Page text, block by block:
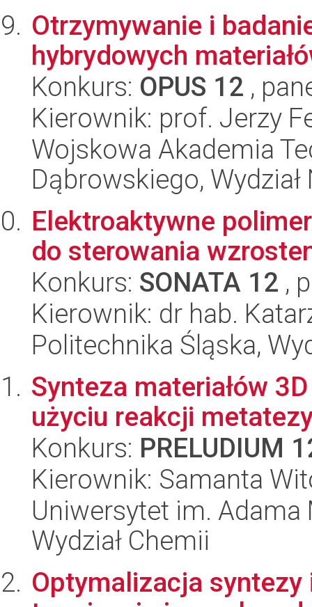
Otrzymywanie i
hybrydowych
Konkurs: OPUS 12 ,
Kierownik: prof. Jerzy
Wojskowa Akademia
Dąbrowskiego,
Elektroaktywne
do sterowania
Konkurs: SONATA 12 ,
Kierownik: dr hab.
Politechnika Śląska,
Synteza materiałów
użyciu reakcji
Konkurs: PRELUDIUM
Kierownik: Samanta
Uniwersytet im.
Wydział Chemii
Optymalizacja